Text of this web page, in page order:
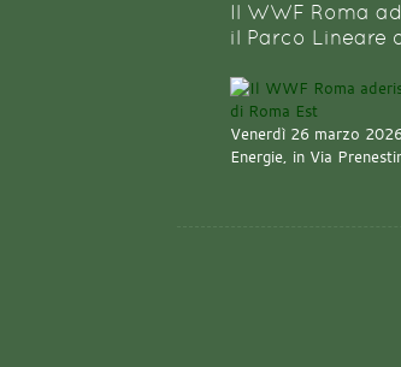
Il WWF Roma
il Parco Lineare
Venerdì 26 marzo
Energie, in Via